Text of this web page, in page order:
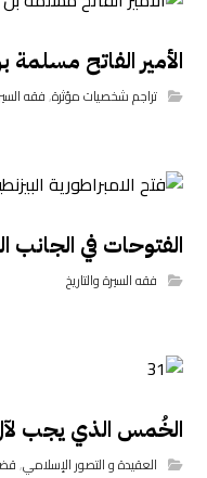
الأمير الفاتح
تراجم شخصيات مؤثرة,فقه
الفتوحات في الجانب
فقه السيرة والتاريخ
الخُمس الذي يجب
العقيدة و التصور الإسلامي,